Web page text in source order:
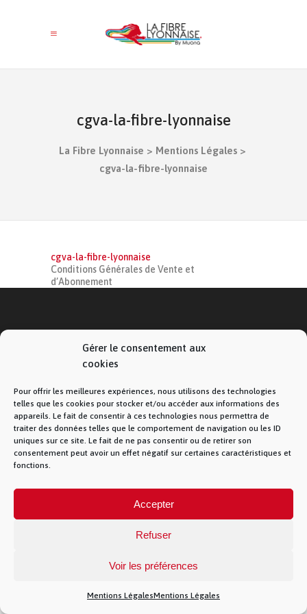
Gérer le consentement aux
cookies
Pour offrir les meilleures expériences, nous utilisons des technologies
telles que les cookies pour stocker et/ou accéder aux informations des
appareils. Le fait de consentir à ces technologies nous permettra de
traiter des données telles que le comportement de navigation ou les ID
uniques sur ce site. Le fait de ne pas consentir ou de retirer son
consentement peut avoir un effet négatif sur certaines caractéristiques et
fonctions.
Accepter
Refuser
Voir les préférences
Mentions LégalesMentions Légales
cgva-la-fibre-lyonnaise
La Fibre Lyonnaise > Mentions Légales>
cgva-la-fibre-lyonnaise
cgva-la-fibre-lyonnaise
Conditions Générales de Vente et
d’Abonnement
© La Fibre Lyonnaise –
allée des chevreuils – 69380 Lissieu – 04 28 28 28
Contact– La Fibre Lyonnaise est une
})(jQuery)